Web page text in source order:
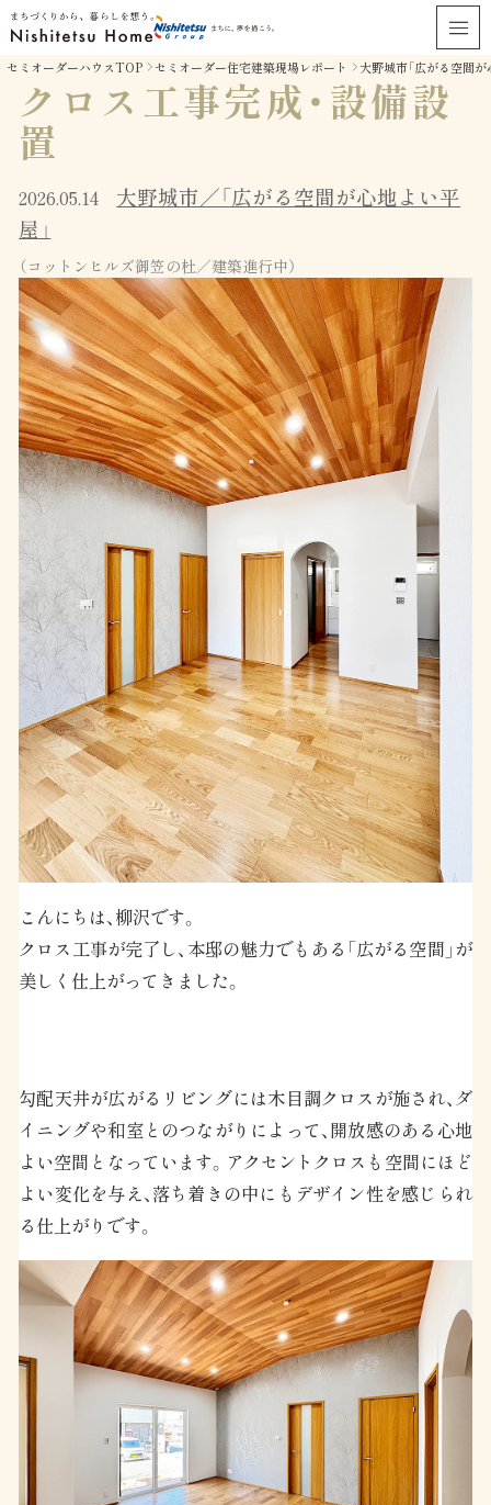
セミオーダーハウスTOP セミオーダー住宅建築現場レポート 大野城市「広がる空間が
クロス工事完成・設備設
置
2026.05.14
大野城市／「広がる空間が心地よい平
屋」
（コットンヒルズ御笠の杜／建築進行中）
こんにちは、柳沢です。
クロス工事が完了し、本邸の魅力でもある「広がる空間」が
美しく仕上がってきました。
勾配天井が広がるリビングには木目調クロスが施され、ダ
イニングや和室とのつながりによって、開放感のある心地
よい空間となっています。アクセントクロスも空間にほど
よい変化を与え、落ち着きの中にもデザイン性を感じられ
る仕上がりです。